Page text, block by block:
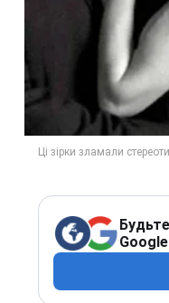
Google